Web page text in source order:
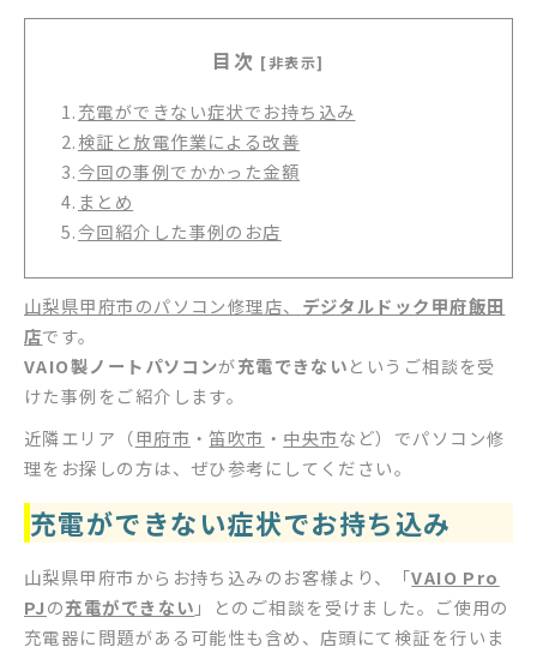
目次 [非表示]
1.充電ができない症状でお持ち込み
2.検証と放電作業による改善
3.今回の事例でかかった金額
4. まとめ
5.今回紹介した事例のお店
山梨県甲府市のパソコン修理店、 デジタルドック甲府飯田
店です。
VAIO製ノートパソコンが充電できないというご相談を受
けた事例をご紹介します。
近隣エリア（甲府市 ・笛吹市 ・ 中央市など）でパソコン修
理をお探しの方は、ぜひ参考にしてください。
充電ができない症状でお持ち込み
山梨県甲府市からお持ち込みのお客様より、「VAIO Pro
PJの充電ができない 」とのご相談を受けました。ご使用の
充電器に問題がある可能性も含め、店頭にて検証を行いま